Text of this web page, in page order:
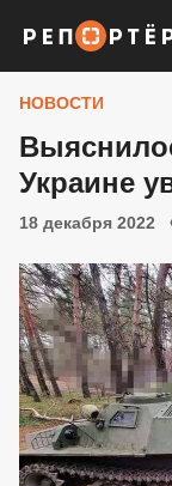
НОВОСТИ
Украине
18 декабря 2022